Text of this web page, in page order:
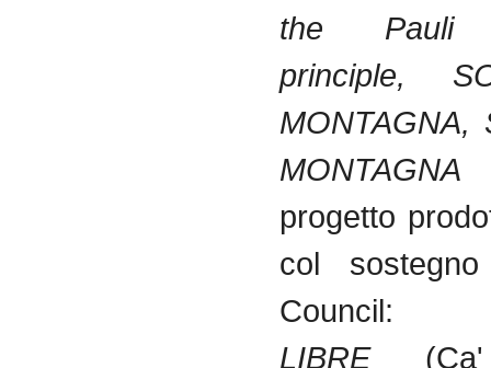
the Pauli
principle,
MONTAGNA,
MONTAGNA
progetto
col
LIBRE